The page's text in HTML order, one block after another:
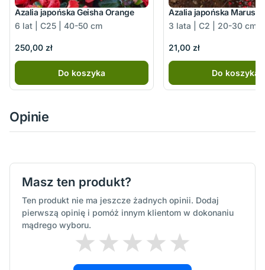
Azalia japońska Geisha Orange
6 lat | C25 | 40-50 cm
250,00 zł
Do koszyka
Azalia japońska
3 lata | C2 | 20-30 cm
21,00 zł
Do koszyka
Opinie
Masz ten produkt?
Ten produkt nie ma jeszcze żadnych opinii. Dodaj
pierwszą opinię i pomóż innym klientom w dokonaniu
mądrego wyboru.